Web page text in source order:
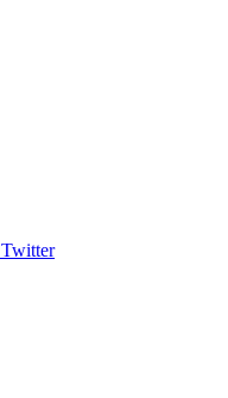
Twitter